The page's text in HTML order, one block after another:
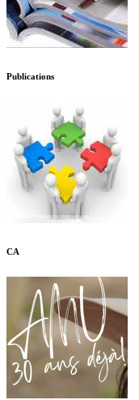
Publications
CA